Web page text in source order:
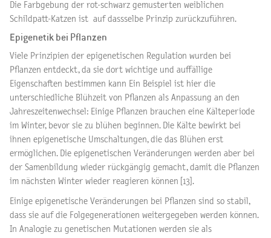
Die Farbgebung der rot-schwarz gemusterten weiblichen
Schildpatt-Katzen ist auf dassselbe Prinzip zurückzuführen.
Epigenetik bei Pflanzen
Viele Prinzipien der epigenetischen Regulation wurden bei
Pflanzen entdeckt, da sie dort wichtige und auffällige
Eigenschaften bestimmen kann Ein Beispiel ist hier die
unterschiedliche Blühzeit von Pflanzen als Anpassung an den
Jahreszeitenwechsel: Einige Pflanzen brauchen eine Kälteperiode
im Winter, bevor sie zu blühen beginnen. Die Kälte bewirkt bei
ihnen epigenetische Umschaltungen, die das Blühen erst
ermöglichen. Die epigenetischen Veränderungen werden aber bei
der Samenbildung wieder rückgängig gemacht, damit die Pflanzen
im nächsten Winter wieder reagieren können [13].
Einige epigenetische Veränderungen bei Pflanzen sind so stabil,
dass sie auf die Folgegenerationen weitergegeben werden können.
In Analogie zu genetischen Mutationen werden sie als